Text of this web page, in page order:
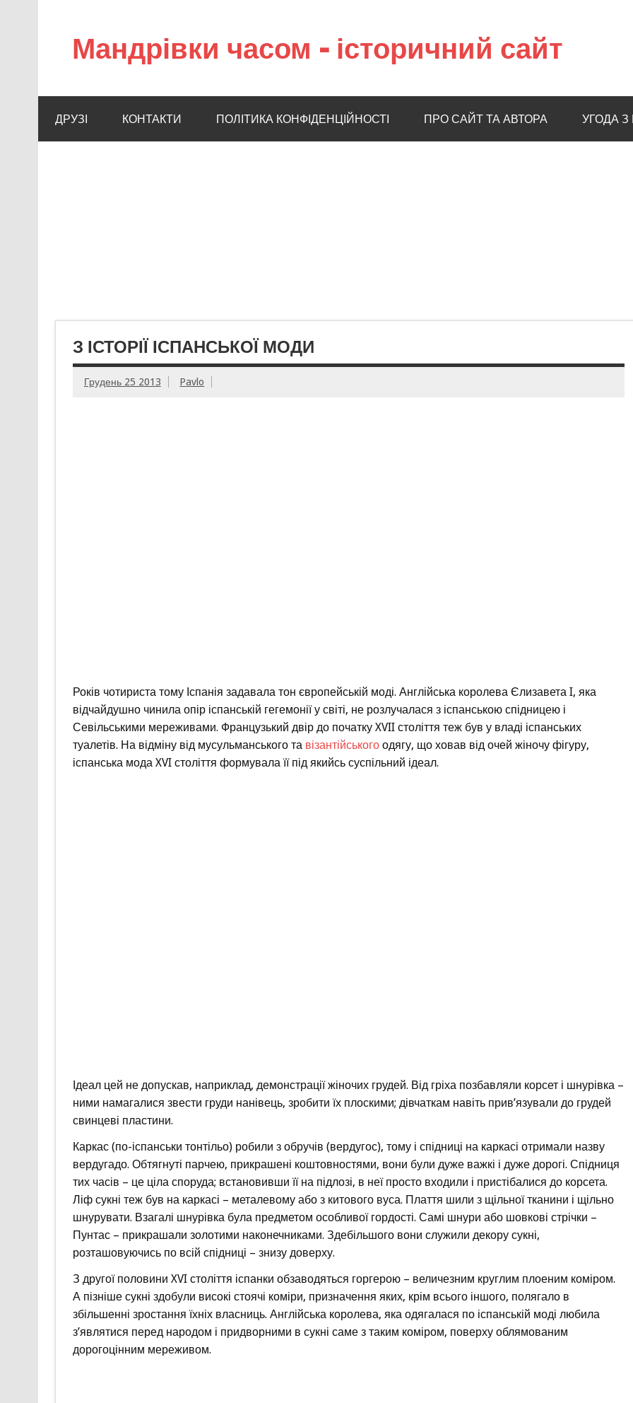
Мандрівки часом – історичний сайт
ДРУЗІ КОНТАКТИ ПОЛІТИКА КОНФІДЕНЦІЙНОСТІ ПРО САЙТ ТА АВТОРА УГОДА
З ІСТОРІЇ ІСПАНСЬКОЇ МОДИ
Грудень 25 2013 Pavlo
Років чотириста тому Іспанія задавала тон європейській моді. Англійська королева Єлизавета I, яка
відчайдушно чинила опір іспанській гегемонії у світі, не розлучалася з іспанською спідницею і
Севільськими мереживами. Французький двір до початку XVII століття теж був у владі іспанських
туалетів. На відміну від мусульманського та візантійськогоодягу, що ховав від очей жіночу фігуру,
іспанська мода XVI століття формувала її під якийсь суспільний ідеал.
Ідеал цей не допускав, наприклад, демонстрації жіночих грудей. Від гріха позбавляли корсет і шнурівка –
ними намагалися звести груди нанівець, зробити їх плоскими; дівчаткам навіть прив’язували до грудей
свинцеві пластини.
Каркас (по-іспанськи тонтільо) робили з обручів (вердугос), тому і спідниці на каркасі отримали назву
вердугадо. Обтягнуті парчею, прикрашені коштовностями, вони були дуже важкі і дуже дорогі. Спідниця
тих часів – це ціла споруда; встановивши її на підлозі, в неї просто входили і пристібалися до корсета.
Ліф сукні теж був на каркасі – металевому або з китового вуса. Плаття шили з щільної тканини і щільно
шнурувати. Взагалі шнурівка була предметом особливої гордості. Самі шнури або шовкові стрічки –
Пунтас – прикрашали золотими наконечниками. Здебільшого вони служили декору сукні,
розташовуючись по всій спідниці – знизу доверху.
З другої половини XVI століття іспанки обзаводяться горгерою – величезним круглим плоеним коміром.
А пізніше сукні здобули високі стоячі коміри, призначення яких, крім всього іншого, полягало в
збільшенні зростання їхніх власниць. Англійська королева, яка одягалася по іспанській моді любила
з’являтися перед народом і придворними в сукні саме з таким коміром, поверху облямованим
дорогоцінним мереживом.